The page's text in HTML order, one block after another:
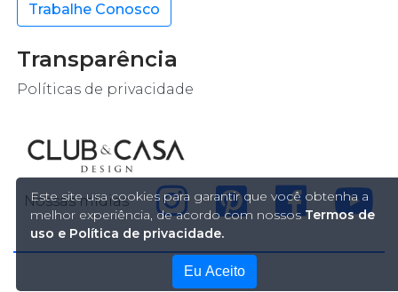
Trabalhe Conosco
Transparência
Políticas de privacidade
Nossas mídias
Este site usa cookies para garantir que você obtenha a
melhor experiência, de acordo com nossosTermos de
uso e Política de privacidade.
Eu Aceito